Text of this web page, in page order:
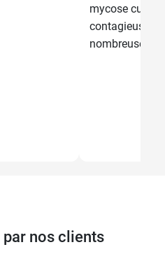
mycose
contagieuse,
nombreuses...
par nos clients